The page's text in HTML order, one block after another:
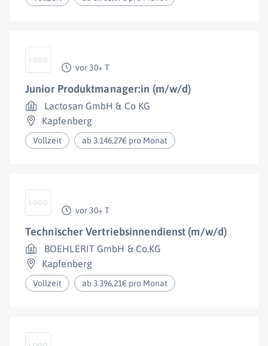
vor 30+ T
Junior Produktmanager:in (m/w/d)
Lactosan GmbH & Co KG
Kapfenberg
Vollzeit ab 3.146,27€ pro Monat
vor 30+ T
Technischer Vertriebsinnendienst (m/w/d)
BOEHLERIT GmbH & Co.KG
Kapfenberg
Vollzeit ab 3.396,21€ pro Monat